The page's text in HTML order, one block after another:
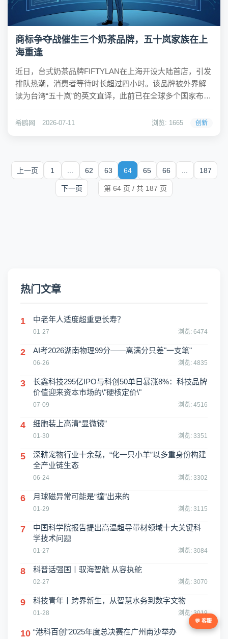
商标争夺战催生三个奶茶品牌，五十岚家族在上
海重逢
近日，台式奶茶品牌FIFTYLAN在上海开设大陆首店，引发
排队热潮，消费者等待时长超过四小时。该品牌被外界解
读为台湾“五十岚”的英文直译，此前已在全球多个国家布
的故事重新浮出水面。希鸥网观察到，FIFTYLAN大陆首店
希鸥网 2026-07-11 浏览: 1665 创新
上一页 1 62 63 64 65 66 187
下一页 第 64 页 / 共 187 页
热门文章
1 中老年人适度超重更长寿？
01-27 浏览: 6474
2 AI考2026湖南物理99分——离满分只差"一支笔"
06-26 浏览: 4835
3
长鑫科技295亿IPO与科创50单日暴涨8%：科技品牌
价值迎来资本市场的\"硬核定价\"
07-09 浏览: 4516
4 细胞装上高清“显微镜”
01-30 浏览: 3351
5
深耕宠物行业十余载，“化一只小羊”以多重身份构建
全产业链生态
06-24 浏览: 3302
6 月球磁异常可能是“撞”出来的
01-29 浏览: 3115
7
中国科学院报告提出高温超导带材领域十大关键科
学技术问题
01-27 浏览: 3084
8 科普话强国丨驭海智航 从容执舵
02-27 浏览: 3070
9 科技青年丨跨界新生，从智慧水务到数字文物
01-28 浏览: 3019
10 “港科百创”2025年度总决赛在广州南沙举办
💬 客服